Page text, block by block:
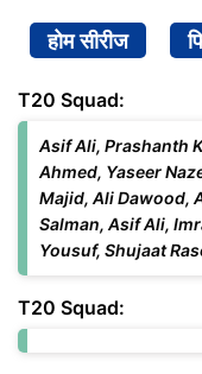
होम सीरीज
T20 Squad:
Asif Ali, Prashanth
Ahmed, Yaseer
Majid, Ali Dawood,
Salman, Asif Ali,
Yousuf, Shujaat
T20 Squad: